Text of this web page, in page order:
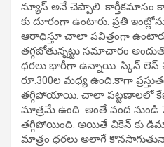
న్యూస్ అనే చెప్పాలి.
కు దూరంగా ఉంటారు. ప్ర‌తి
ఆరాధిస్తూ చాలా ప‌విత్రంగా
త‌గ్గ‌బోతున్న‌ట్టు స‌మాచారం
ధ‌ర‌లు భారీగా ఉన్నాయి. స్కిన్ లెస్
రూ.300ల మ‌ధ్య ఉంది.కాగా
త‌గ్గిపోయాయి. చాలా ప‌ట్ట‌ణాల‌లో కేజీ
మాత్ర‌మే ఉంది. అంతే వంద
త‌గ్గిపోయింది. అయితే చికెన్ కు
మాత్రం ధ‌ర‌లు అలాగే